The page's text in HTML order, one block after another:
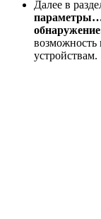
Далее в
обнаружение
возможность
устройствам.